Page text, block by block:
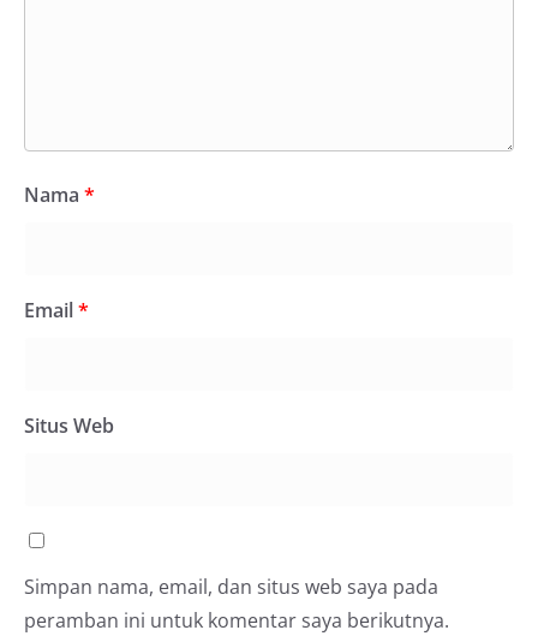
Nama *
Email*
Situs Web
Simpan nama, email, dan situs web saya pada
peramban ini untuk komentar saya berikutnya.